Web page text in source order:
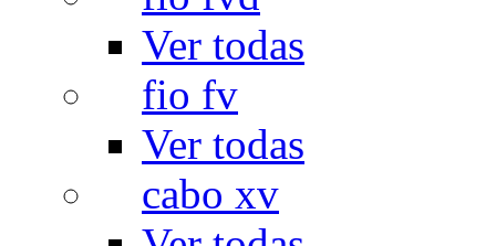
Ver todas
fio fv
Ver todas
cabo xv